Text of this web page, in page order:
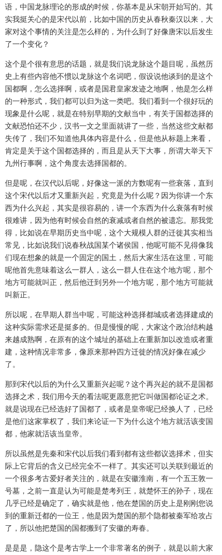
语，中国龙脉理论的形成的时候，你基本是从宋朝开始写的。其
实我挺关心的是宋代以前，比如中国的历史从春秋秦汉以来，大
家对这个事情的关注是怎么样的，为什么到了好像唐宋以后发生
了一个变化？
这个是个很有意思的话题，就是我们说龙脉这个题目呢，虽然历
史上有些内容他不惯以龙脉这个名词吧，假设说他谈到的是这个
国都啊，怎么选择啊，或者是国君皇家发迹之地啊，他是怎么样
的一种形式，我们都可以归为这一类吧。我们看到一个很好玩的
现象是什么呢，就是在特别早期的文献当中，有关于国都选择的
文献恐怕还不少，汉书一文之里面就讲了一些，当然这些文献都
失传了，我们不知道他具体内容是什么，但是他从标题上来看，
肯定是关于这个国都选择的，而且是从天下大事，所谓大举天下
九州行事啊，这个角度去选择国都的。
但是呢，在汉代以后呢，好像这一派的方数呢有一些衰落，直到
这个宋代以后才又重新兴起，究竟是为什么呢？因为你讲一个东
西为什么兴起，其实是很容易的，讲一个东西为什么衰落有时候
很难讲，因为他有时候会自然的衰减或者自然的被遗忘。那我觉
得，比如说在早期历史当中呢，这个大规模人群的迁徙其实相当
常见，比如说我们说春秋战国某个诸侯国，他呢可能不见得像我
们现在想象的就是一个固定的国土，然后大家生活在这里，可能
呢他首先意味着这么一群人，这么一群人住在这个地方呢，那个
地方可能就叫正，然后他迁到另外一个地方呢，那个地方可能就
叫新正。
所以呢，在早期人群当中呢，可能这种选择都城或者选择建成的
这种实际需求还是挺多的。但是慢慢的呢，大家这个政治结构越
来越成熟啊，在原有的这个城址的基础上在重新加以改造或者重
建，这种情况非常多，像原来那种四方迁徙的情况好像在减少
了。
那到宋代以后的为什么又重新兴起呢？这个再兴起的就不是国都
选择之术，我们用今天的看法呢更愿意把它叫做国都论证之术。
就是说现在已经选好了国都了，或者是皇帝呢已经换人了，已经
是他们这家掌权了，我们来论证一下为什么这个地方就活该变国
都，他家就活该当皇帝。
所以虽然是先秦和宋代以后我们看到都有这些都议选择术，但实
际上它背后的含义已经完全不一样了。其实还可以关联到最近的
一个很多考古爱好者关注的，就是在安徽淮南，有一个五王敦一
号墓，之前一直是认为可能是楚考列王，就楚怀王的孙子，现在
几乎已经是确定了，确实就是他，他在楚国的历史上是刚刚您说
到的重新迁都的一位王，他是因为楚国的那个隐都被秦军给攻占
了，所以他把楚国的国都搬到了安徽的寿春。
是是是，隐这个是考古学上一个非常著名的例子，就是以前大家